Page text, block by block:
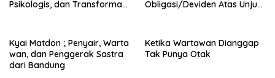
Psikologis, dan Transformasi
Obligasi/Deviden Atas Unjuk
Kyai Matdon ; Penyair, Warta
wan, dan Penggerak Sastra
dari Bandung
Ketika Wartawan Dianggap
Tak Punya Otak